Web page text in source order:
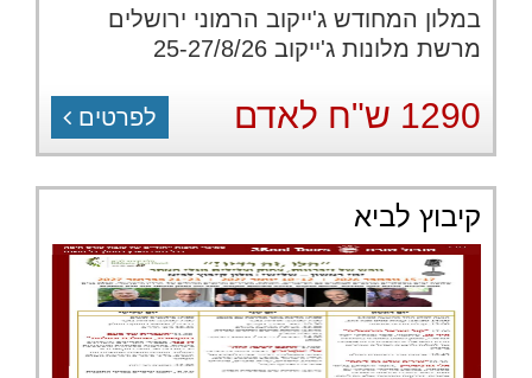
במלון המחודש ג'ייקוב הרמוני ירושלים
מרשת מלונות ג'ייקוב 25-27/8/26
1290 ש"ח לאדם לפרטים
קיבוץ לביא